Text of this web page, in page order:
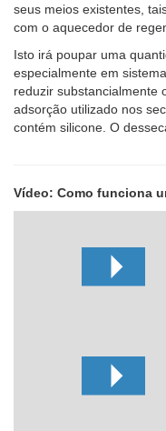
seus meios existentes,
com o aquecedor de
Isto irá poupar uma
especialmente em
reduzir substancialmente
adsorção utilizado nos
contém silicone. O
Vídeo: Como funciona